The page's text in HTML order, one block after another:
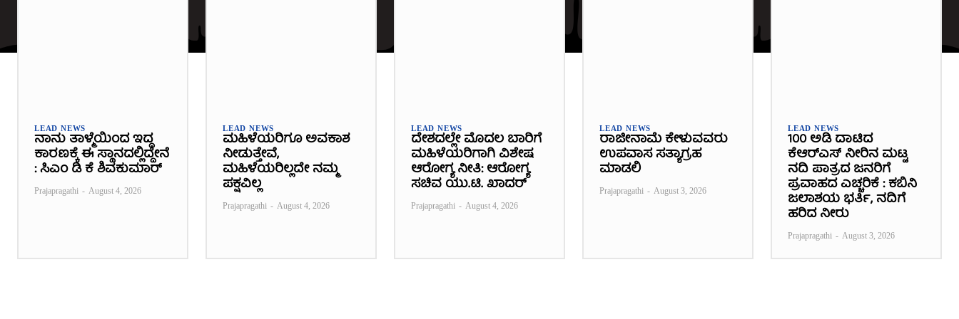
LEAD NEWS
ನಾನು ತಾಳ್ಮೆಯಿಂದ ಇದ್ದ
ಕಾರಣಕ್ಕೆ ಈ ಸ್ಥಾನದಲ್ಲಿದ್ದೇನೆ
: ಸಿಎಂ ಡಿ ಕೆ ಶಿವಕುಮಾರ್
Prajapragathi - August 4, 2026
LEAD NEWS
ಮಹಿಳೆಯರಿಗೂ ಅವಕಾಶ
ನೀಡುತ್ತೇವೆ,
ಮಹಿಳೆಯರಿಲ್ಲದೇ ನಮ್ಮ
ಪಕ್ಷವಿಲ್ಲ
Prajapragathi - August 4, 2026
LEAD NEWS
ದೇಶದಲ್ಲೇ ಮೊದಲ ಬಾರಿಗೆ
ಮಹಿಳೆಯರಿಗಾಗಿ ವಿಶೇಷ
ಆರೋಗ್ಯ ನೀತಿ: ಆರೋಗ್ಯ
ಸಚಿವ ಯು.ಟಿ. ಖಾದರ್
Prajapragathi - August 4, 2026
LEAD NEWS
ರಾಜೀನಾಮೆ ಕೇಳುವವರು
ಉಪವಾಸ ಸತ್ಯಾಗ್ರಹ
ಮಾಡಲಿ
Prajapragathi - August 3, 2026
LEAD NEWS
100 ಅಡಿ ದಾಟಿದ
ಕೆಆರ್‌ಎಸ್ ನೀರಿನ ಮಟ್ಟ
ನದಿ ಪಾತ್ರದ ಜನರಿಗೆ
ಪ್ರವಾಹದ ಎಚ್ಚರಿಕೆ : ಕಬಿನಿ
ಜಲಾಶಯ ಭರ್ತಿ, ನದಿಗೆ
ಹರಿದ ನೀರು
Prajapragathi - August 3, 2026